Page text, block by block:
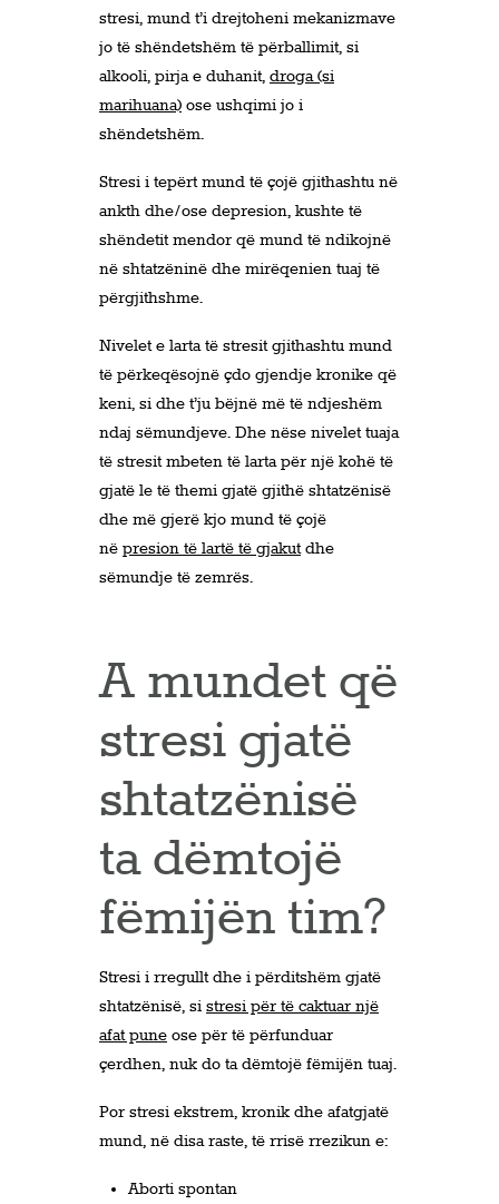
stresi, mund t’i drejtoheni mekanizmave
jo të shëndetshëm të përballimit, si
alkooli, pirja e duhanit, droga (si
marihuana) ose ushqimi jo i
shëndetshëm.
Stresi i tepërt mund të çojë gjithashtu në
ankth dhe/ose depresion, kushte të
shëndetit mendor që mund të ndikojnë
në shtatzëninë dhe mirëqenien tuaj të
përgjithshme.
Nivelet e larta të stresit gjithashtu mund
të përkeqësojnë çdo gjendje kronike që
keni, si dhe t’ju bëjnë më të ndjeshëm
ndaj sëmundjeve. Dhe nëse nivelet tuaja
të stresit mbeten të larta për një kohë të
gjatë le të themi gjatë gjithë shtatzënisë
dhe më gjerë kjo mund të çojë
në presion të lartë të gjakutdhe
sëmundje të zemrës.
A mundet që
stresi gjatë
shtatzënisë
ta dëmtojë
fëmijën tim?
Stresi i rregullt dhe i përditshëm gjatë
shtatzënisë, si stresi për të caktuar një
afat pune ose për të përfunduar
çerdhen, nuk do ta dëmtojë fëmijën tuaj.
Por stresi ekstrem, kronik dhe afatgjatë
mund, në disa raste, të rrisë rrezikun e:
Aborti spontan